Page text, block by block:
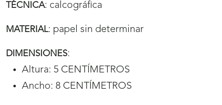
TÉCNICA: calcográfica
MATERIAL: papel sin determinar
DIMENSIONES:
Altura: 5 CENTÍMETROS
Ancho: 8 CENTÍMETROS